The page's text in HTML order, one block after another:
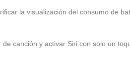
la visualización del consumo de
canción y activar Siri con solo un